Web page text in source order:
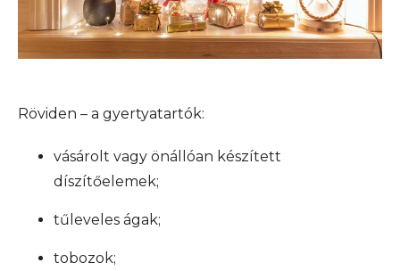
Röviden – a gyertyatartók:
vásárolt vagy önállóan készített
díszítőelemek;
tűleveles ágak;
tobozok;